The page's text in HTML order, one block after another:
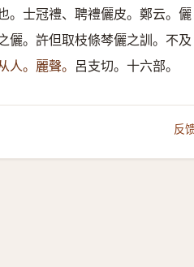
。士冠禮、聘禮儷皮。鄭云。儷
儷。許但取枝條棽儷之訓。不及
人。麗聲。 呂支切。十六部。
反